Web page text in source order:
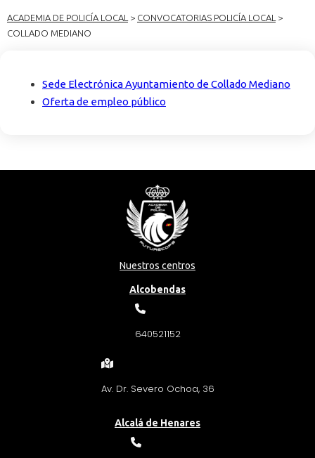
ACADEMIA DE POLICÍA LOCAL > CONVOCATORIAS POLICÍA LOCAL >
COLLADO MEDIANO
Sede Electrónica Ayuntamiento de Collado Mediano
Oferta de empleo público
Nuestros centros
Alcobendas
640521152
Av. Dr. Severo Ochoa, 36
Alcalá de Henares